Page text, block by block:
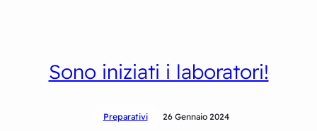
Sono iniziati i laboratori!
Preparativi 26 Gennaio 2024